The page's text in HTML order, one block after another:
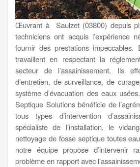
Œuvrant à Saulzet (03800) depuis
techniciens ont acquis l’expérience
fournir des prestations
travaillent en respectant la
secteur de l’assainissement. Ils
d’entretien, de surveillance, de
système d’évacuation des eaux
Septique Solutions bénéficie de
tous types d’intervention
spécialiste de l’installation, le
nettoyage de fosse septique toutes
notre équipe propose d’intervenir
problème en rapport avec